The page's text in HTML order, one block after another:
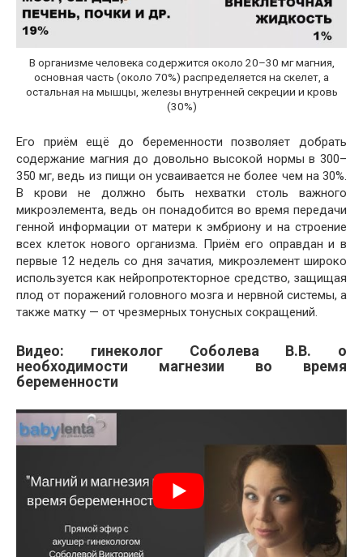
В организме человека содержится около 20–30 мг магния,
основная часть (около 70%) распределяется на скелет, а
остальная на мышцы, железы внутренней секреции и кровь
(30%)
Его приём ещё до беременности позволяет добрать
содержание магния до довольно высокой нормы в 300–
350 мг, ведь из пищи он усваивается не более чем на 30%.
В крови не должно быть нехватки столь важного
микроэлемента, ведь он понадобится во время передачи
генной информации от матери к эмбриону и на строение
всех клеток нового организма. Приём его оправдан и в
первые 12 недель со дня зачатия, микроэлемент широко
используется как нейропротекторное средство, защищая
плод от поражений головного мозга и нервной системы, а
также матку — от чрезмерных тонусных сокращений.
Видео: гинеколог Соболева В.В. о
необходимости магнезии во время
беременности